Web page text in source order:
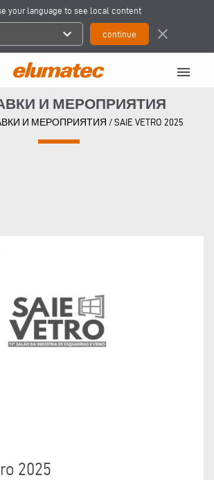
your language to see local content
expand_more close
menu
И МЕРОПРИЯТИЯ
И МЕРОПРИЯТИЯ / SAIE VETRO 2025
2025